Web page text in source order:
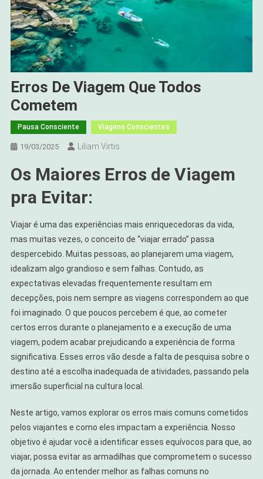
Erros De Viagem Que Todos
Cometem
Pausa Consciente Viagens Conscientes
19/03/2025 Liliam Virtis
Os Maiores Erros de Viagem
pra Evitar:
Viajar é uma das experiências mais enriquecedoras da vida,
mas muitas vezes, o conceito de “viajar errado” passa
despercebido. Muitas pessoas, ao planejarem uma viagem,
idealizam algo grandioso e sem falhas. Contudo, as
expectativas elevadas frequentemente resultam em
decepções, pois nem sempre as viagens correspondem ao que
foi imaginado. O que poucos percebem é que, ao cometer
certos erros durante o planejamento e a execução de uma
viagem, podem acabar prejudicando a experiência de forma
significativa. Esses erros vão desde a falta de pesquisa sobre o
destino até a escolha inadequada de atividades, passando pela
imersão superficial na cultura local.
Neste artigo, vamos explorar os erros mais comuns cometidos
pelos viajantes e como eles impactam a experiência. Nosso
objetivo é ajudar você a identificar esses equívocos para que, ao
viajar, possa evitar as armadilhas que comprometem o sucesso
da jornada. Ao entender melhor as falhas comuns no